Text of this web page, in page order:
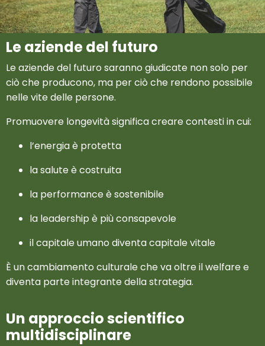
Le aziende del futuro
Le aziende del futuro saranno giudicate non solo per
ciò che producono, ma per ciò che rendono possibile
nelle vite delle persone.
Promuovere longevità significa creare contesti in cui:
l’energia è protetta
la salute è costruita
la performance è sostenibile
la leadership è più consapevole
il capitale umano diventa capitale vitale
È un cambiamento culturale che va oltre il welfare e
diventa parte integrante della strategia.
Un approccio scientifico
multidisciplinare